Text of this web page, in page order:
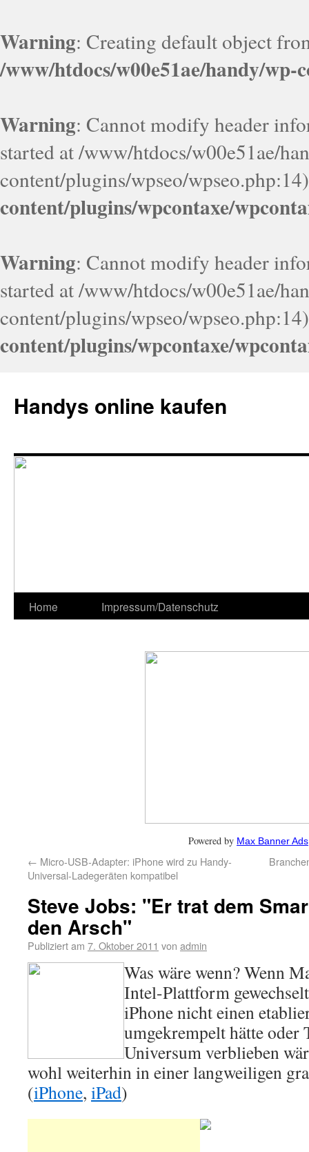
Warning: Creating default object
/www/htdocs/w00e51ae/handy/wp-
Warning: Cannot modify header
started at /www/htdocs/w00e51ae/
content/plugins/wpseo/
content/plugins/wpcontaxe/
Warning: Cannot modify header
started at /www/htdocs/w00e51ae/
content/plugins/wpseo/
content/plugins/wpcontaxe/
Handys online kaufen
Home Impressum/Datenschutz
Powered by Max Banner Ads
← Micro-USB-Adapter: iPhone wird zu Handy-
Universal-Ladegeräten kompatibel
Steve Jobs: "Er trat dem
den Arsch"
Publiziert am 7. Oktober 2011 von admin
Was wäre wenn? Wenn
Intel-Plattform
iPhone nicht einen
umgekrempelt hätte oder
Universum verblieben
wohl weiterhin in einer langweiligen
(iPhone, iPad)